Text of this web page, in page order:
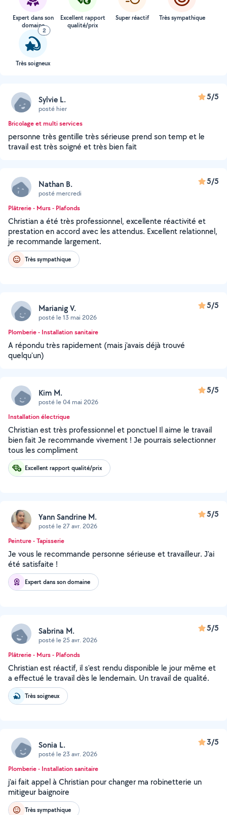
Expert dans son
domaine
Excellent rapport
qualité/prix
Super réactif
Très sympathique
2
Très soigneux
Sylvie L.
posté hier
5/5
Bricolage et multi services
personne très gentille très sérieuse prend son temp et le
travail est très soigné et très bien fait
Nathan B.
posté mercredi
5/5
Plâtrerie - Murs - Plafonds
Christian a été très professionnel, excellente réactivité et
prestation en accord avec les attendus. Excellent relationnel,
je recommande largement.
Très sympathique
Marianig V.
posté le 13 mai 2026
5/5
Plomberie - Installation sanitaire
A répondu très rapidement (mais j'avais déjà trouvé
quelqu'un)
Kim M.
posté le 04 mai 2026
5/5
Installation électrique
Christian est très professionnel et ponctuel Il aime le travail
bien fait Je recommande vivement ! Je pourrais selectionner
tous les compliment
Excellent rapport qualité/prix
Yann Sandrine M.
posté le 27 avr. 2026
5/5
Peinture - Tapisserie
Je vous le recommande personne sérieuse et travailleur. J'ai
été satisfaite !
Expert dans son domaine
Sabrina M.
posté le 25 avr. 2026
5/5
Plâtrerie - Murs - Plafonds
Christian est réactif, il s'est rendu disponible le jour même et
a effectué le travail dès le lendemain. Un travail de qualité.
Très soigneux
Sonia L.
posté le 23 avr. 2026
3/5
Plomberie - Installation sanitaire
j'ai fait appel à Christian pour changer ma robinetterie un
mitigeur baignoire
Très sympathique